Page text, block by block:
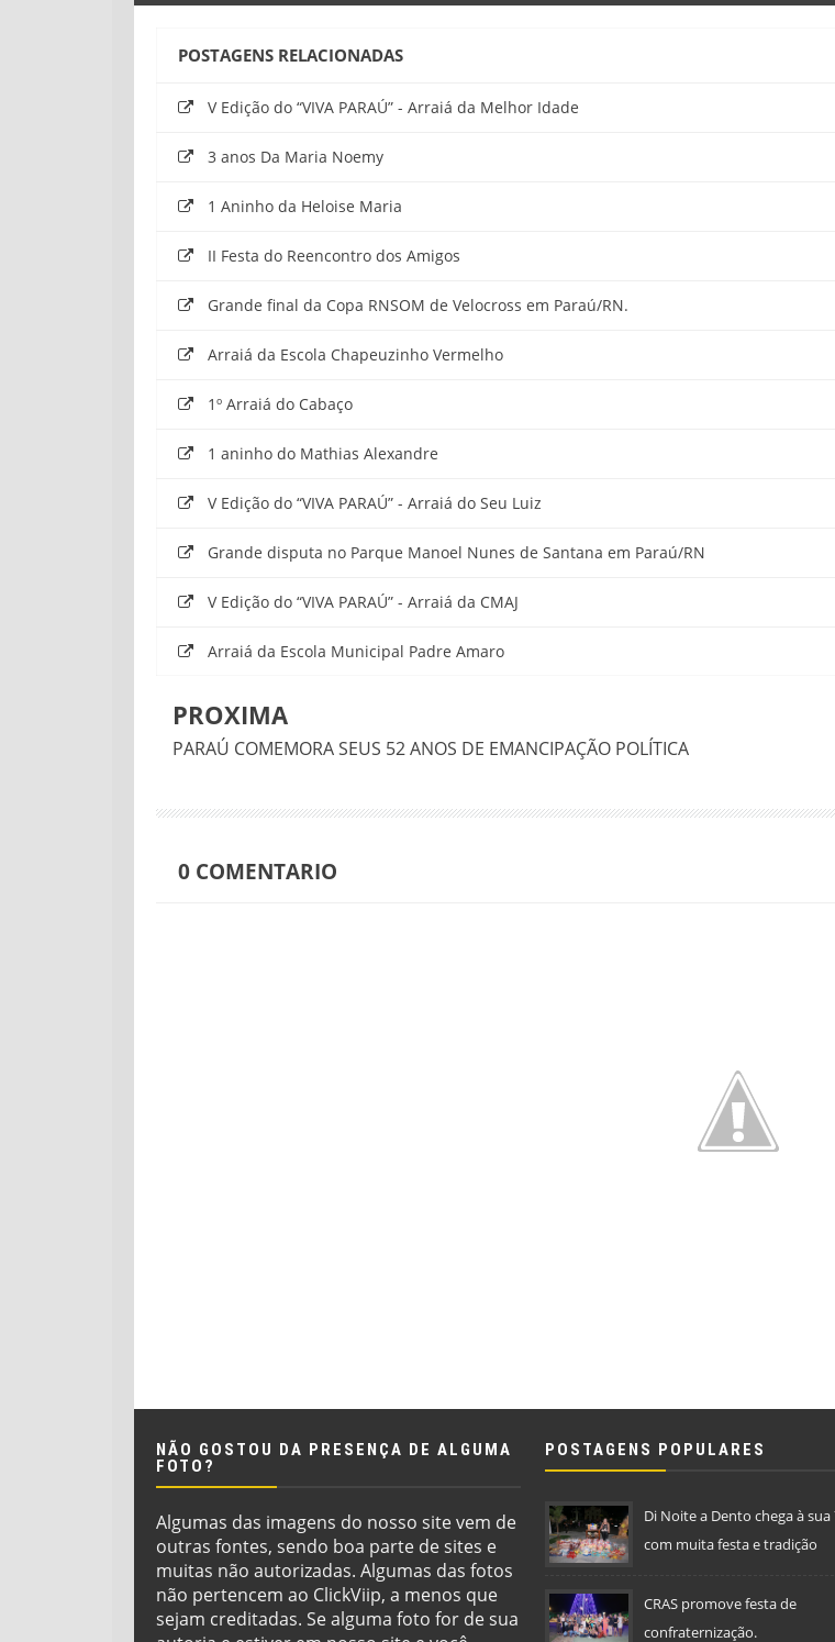
POSTAGENS RELACIONADAS
V Edição do “VIVA PARAÚ” - Arraiá da Melhor Idade
3 anos Da Maria Noemy
1 Aninho da Heloise Maria
II Festa do Reencontro dos Amigos
Grande final da Copa RNSOM de Velocross em Paraú/RN.
Arraiá da Escola Chapeuzinho Vermelho
1º Arraiá do Cabaço
1 aninho do Mathias Alexandre
V Edição do “VIVA PARAÚ” - Arraiá do Seu Luiz
Grande disputa no Parque Manoel Nunes de Santana em Paraú/RN
V Edição do “VIVA PARAÚ” - Arraiá da CMAJ
Arraiá da Escola Municipal Padre Amaro
PROXIMA
PARAÚ COMEMORA SEUS 52 ANOS DE EMANCIPAÇÃO POLÍTICA
0 COMENTARIO
NÃO GOSTOU DA PRESENÇA DE ALGUMA
FOTO?
Algumas das imagens do nosso site vem de
outras fontes, sendo boa parte de sites e
muitas não autorizadas. Algumas das fotos
não pertencem ao ClickViip, a menos que
sejam creditadas. Se alguma foto for de sua
POSTAGENS POPULARES
Di Noite a Dento chega à sua
com muita festa e tradição
CRAS promove festa de
confraternização.